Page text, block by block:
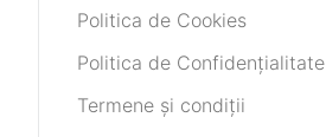
Politica de Cookies
Politica de Confidențialitate
Termene și condiții